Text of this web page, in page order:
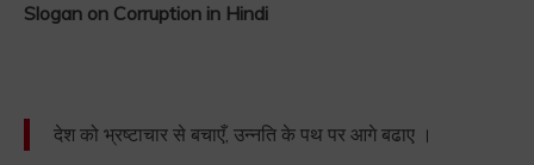
Slogan on Corruption in Hindi
देश को भ्रष्टाचार से बचाएँ, उन्नति के पथ पर आगे बढाए ।